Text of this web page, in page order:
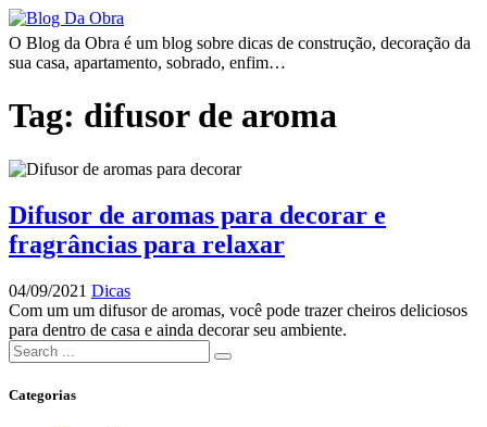
O Blog da Obra é um blog sobre dicas de construção, decoração da
sua casa, apartamento, sobrado, enfim…
Tag: difusor de aroma
Difusor de aromas para decorar e
fragrâncias para relaxar
04/09/2021 Dicas
Com um um difusor de aromas, você pode trazer cheiros deliciosos
para dentro de casa e ainda decorar seu ambiente.
Search
for:
Categorias